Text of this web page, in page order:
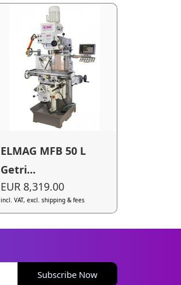
ELMAG MFB 50 L
Getri...
EUR 8,319.00
incl. VAT, excl. shipping & fees
Subscribe Now